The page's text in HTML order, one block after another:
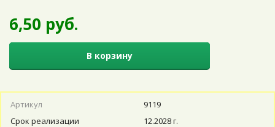
6,50 руб.
В корзину
Артикул
9119
Срок реализации
12.2028 г.